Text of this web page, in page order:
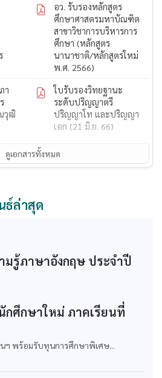
อว. รับรองหลักสูตร
ศึกษาศาสตรมหาบัณฑิต
สาขาวิชาการบริหารการ
ศึกษา (หลักสูตร
นานาชาติ/หลักสูตรใหม่
พ.ศ. 2566)
า
วุฒิ
ใบรับรองวิทยฐานะ
ระดับปริญญาตรี
ปริญญาโท และปริญญา
เอก (21 มิ.ย. 66)
ระดับปริญญาโท
หลักสูตรบริหารธุรกิจ
มหาบัณฑิต สาขาวิชา
หลักสูตรรัฐประศาสน
หลักสูตรศิลปศาสตร
ดูเอกสารทั้งหมด
ธ์ล่าสุด
รู้ภาษาอังกฤษ ประจำปี
ศึกษาใหม่ ภาคเรียนที่
ฯ พร้อมรับทุนการศึกษาพิเศษ...